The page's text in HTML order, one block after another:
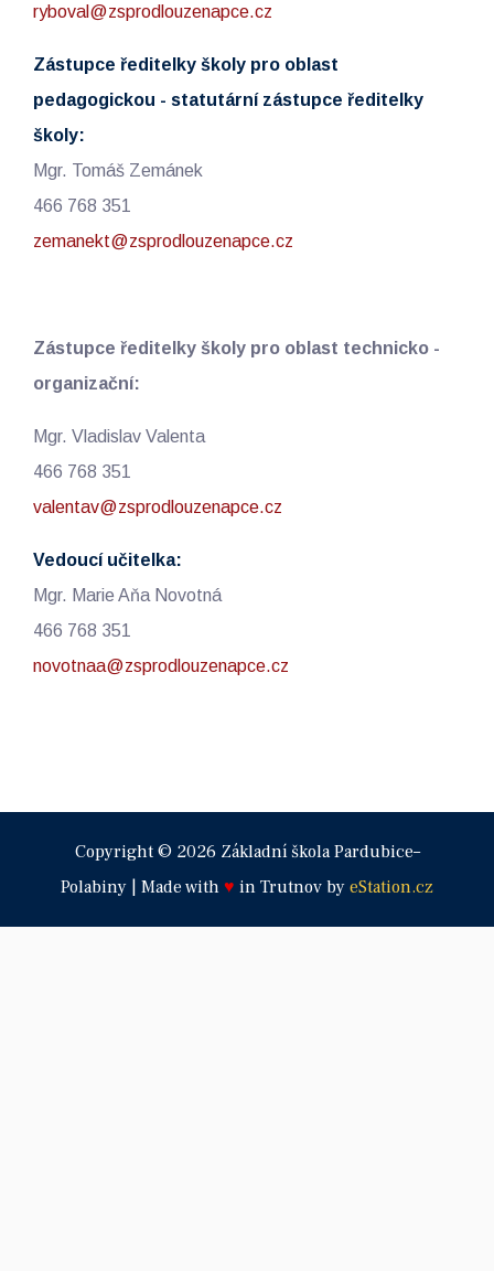
ryboval@zsprodlouzenapce.cz
Zástupce ředitelky školy pro oblast
pedagogickou - statutární zástupce ředitelky
školy:
Mgr. Tomáš Zemánek
466 768 351
zemanekt@zsprodlouzenapce.cz
Zástupce ředitelky školy pro oblast technicko -
organizační:
Mgr. Vladislav Valenta
466 768 351
valentav@zsprodlouzenapce.cz
Vedoucí učitelka:
Mgr. Marie Aňa Novotná
466 768 351
novotnaa@zsprodlouzenapce.cz
Copyright © 2026 Základní škola Pardubice–
Polabiny | Made with ♥ in Trutnov by eStation.cz